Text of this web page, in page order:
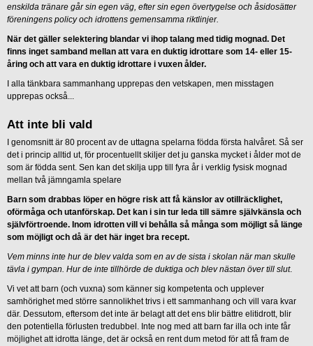
enskilda tränare går sin egen väg, efter sin egen övertygelse och åsidosätter
föreningens policy och idrottens gemensamma riktlinjer.
När det gäller selektering blandar vi ihop talang med tidig mognad. Det
finns inget samband mellan att vara en duktig idrottare som 14- eller 15-
åring och att vara en duktig idrottare i vuxen ålder.
I alla tänkbara sammanhang upprepas den vetskapen, men misstagen
upprepas också...
Att inte bli vald
I genomsnitt är 80 procent av de uttagna spelarna födda första halvåret. Så ser
det i princip alltid ut, för procentuellt skiljer det ju ganska mycket i ålder mot de
som är födda sent. Sen kan det skilja upp till fyra år i verklig fysisk mognad
mellan två jämngamla spelare
Barn som drabbas löper en högre risk att få känslor av otillräcklighet,
oförmåga och utanförskap. Det kan i sin tur leda till sämre självkänsla och
självförtroende. Inom idrotten vill vi behålla så många som möjligt så länge
som möjligt och då är det här inget bra recept.
Vem minns inte hur de blev valda som en av de sista i skolan när man skulle
tävla i gympan. Hur de inte tillhörde de duktiga och blev nästan över till slut.
Vi vet att barn (och vuxna) som känner sig kompetenta och upplever
samhörighet med större sannolikhet trivs i ett sammanhang och vill vara kvar
där. Dessutom, eftersom det inte är belagt att det ens blir bättre elitidrott, blir
den potentiella förlusten tredubbel. Inte nog med att barn far illa och inte får
möjlighet att idrotta länge, det är också en rent dum metod för att få fram de